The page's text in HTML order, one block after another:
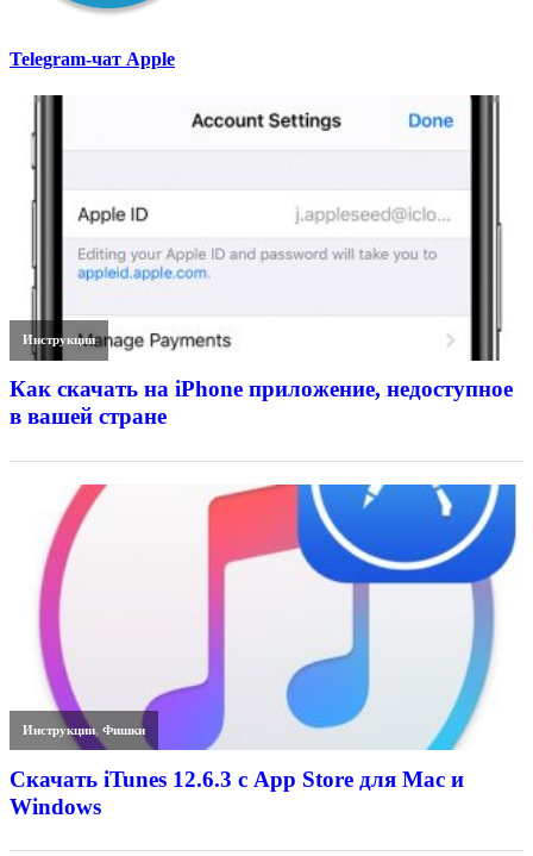
Telegram-чат Apple
Инструкции
Как скачать на iPhone приложение, недоступное
в вашей стране
Инструкции,Фишки
Скачать iTunes 12.6.3 с App Store для Mac и
Windows